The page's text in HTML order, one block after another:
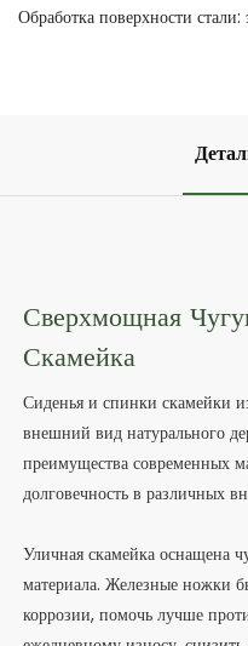
Обработка поверхности стали:
Сверхмощная
Скамейка
Сиденья и спинки скамейки
внешний вид натурального
преимущества современных
долговечность в различных
Уличная скамейка оснащена
материала. Железные ножки
коррозии, помочь лучше